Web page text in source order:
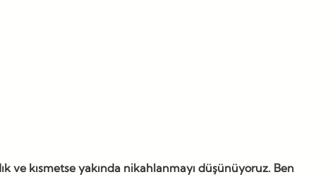
ve kısmetse yakında nikahlanmayı düşünüyoruz. Ben